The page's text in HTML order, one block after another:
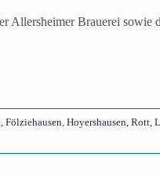
Allersheimer Brauerei
Fölziehausen, Hoyershausen, Rott,